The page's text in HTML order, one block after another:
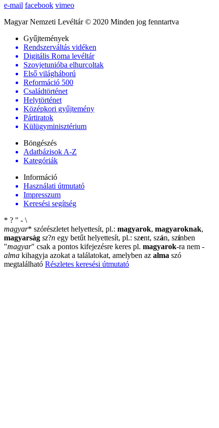
e-mail facebook vimeo
Magyar Nemzeti Levéltár © 2020 Minden jog fenntartva
Gyűjtemények
Rendszerváltás vidéken
Digitális Roma levéltár
Szovjetunióba elhurcoltak
Első világháború
Reformáció 500
Családtörténet
Helytörténet
Középkori gyűjtemény
Pártiratok
Külügyminisztérium
Böngészés
Adatbázisok A-Z
Kategóriák
Információ
Használati útmutató
Impresszum
Keresési segítség
* ? " - \
magyar* szórészletet helyettesít, pl.: magyarok, magyaroknak,
magyarság sz?n egy betűt helyettesít, pl.: szent, szán, színben
"magyar" csak a pontos kifejezésre keres pl. magyarok-ra nem -
alma kihagyja azokat a találatokat, amelyben az alma szó
megtalálható Részletes keresési útmutató